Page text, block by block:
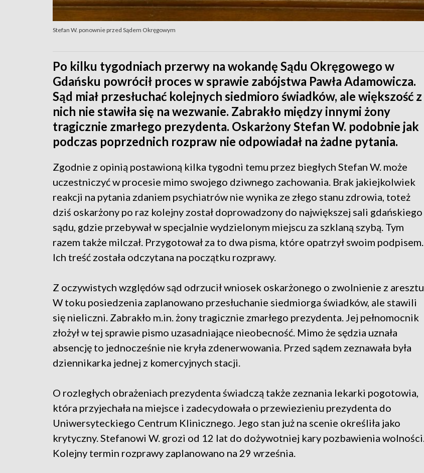
Stefan W. ponownie przed Sądem Okręgowym
Po kilku tygodniach przerwy na wokandę Sądu Okręgowego w
Gdańsku powrócił proces w sprawie zabójstwa Pawła Adamowicza.
Sąd miał przesłuchać kolejnych siedmioro świadków, ale większość z
nich nie stawiła się na wezwanie. Zabrakło między innymi żony
tragicznie zmarłego prezydenta. Oskarżony Stefan W. podobnie jak
podczas poprzednich rozpraw nie odpowiadał na żadne pytania.
Zgodnie z opinią postawioną kilka tygodni temu przez biegłych Stefan W. może
uczestniczyć w procesie mimo swojego dziwnego zachowania. Brak jakiejkolwiek
reakcji na pytania zdaniem psychiatrów nie wynika ze złego stanu zdrowia, toteż
dziś oskarżony po raz kolejny został doprowadzony do największej sali gdańskiego
sądu, gdzie przebywał w specjalnie wydzielonym miejscu za szklaną szybą. Tym
razem także milczał. Przygotował za to dwa pisma, które opatrzył swoim podpisem.
Ich treść została odczytana na początku rozprawy.
Z oczywistych względów sąd odrzucił wniosek oskarżonego o zwolnienie z aresztu.
W toku posiedzenia zaplanowano przesłuchanie siedmiorga świadków, ale stawili
się nieliczni. Zabrakło m.in. żony tragicznie zmarłego prezydenta. Jej pełnomocnik
złożył w tej sprawie pismo uzasadniające nieobecność. Mimo że sędzia uznała
absencję to jednocześnie nie kryła zdenerwowania. Przed sądem zeznawała była
dziennikarka jednej z komercyjnych stacji.
O rozległych obrażeniach prezydenta świadczą także zeznania lekarki pogotowia,
która przyjechała na miejsce i zadecydowała o przewiezieniu prezydenta do
Uniwersyteckiego Centrum Klinicznego. Jego stan już na scenie określiła jako
krytyczny. Stefanowi W. grozi od 12 lat do dożywotniej kary pozbawienia wolności.
Kolejny termin rozprawy zaplanowano na 29 września.